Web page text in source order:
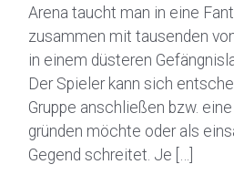
Arena taucht man in eine
zusammen mit tausenden
in einem düsteren
Der Spieler kann sich
Gruppe anschließen bzw.
gründen möchte oder als
Gegend schreitet. Je […]